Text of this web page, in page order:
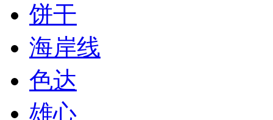
饼干
海岸线
色达
雄心